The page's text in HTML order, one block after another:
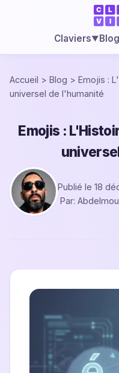
Claviers▼Blog
Accueil > Blog > Emojis :
universel de l'humanité
Emojis :
Publié le 18
Par: